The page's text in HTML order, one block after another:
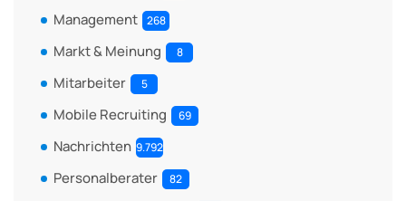
Management 268
Markt & Meinung 8
Mitarbeiter 5
Mobile Recruiting 69
Nachrichten 9.792
Personalberater 82